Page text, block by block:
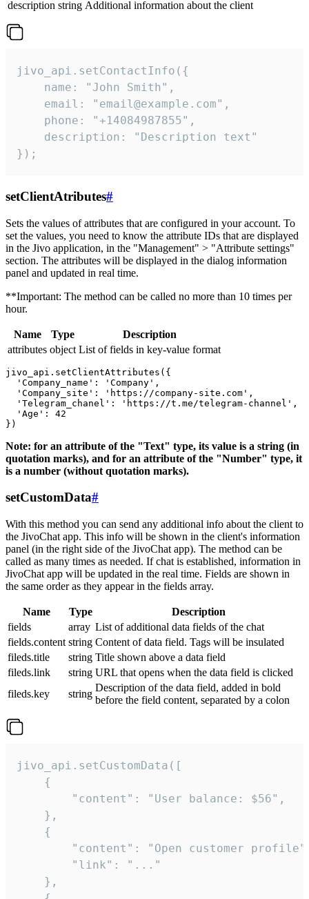
description string Additional information about the client
jivo_api.setContactInfo({
    name: "John Smith",
    email: "email@example.com",
    phone: "+14084987855",
    description: "Description text"
});
setClientAtributes#
Sets the values ​​of attributes that are configured in your account. To
set the values, you need to know the attribute IDs that are displayed
in the Jivo application, in the "Management" > "Attribute settings"
section. The attributes will be displayed in the dialog information
panel and updated in real time.
**Important: The method can be called no more than 10 times per
hour.
Name Type
Description
attributes object List of fields in key-value format
jivo_api.setClientAttributes({
  'Company_name': 'Company',
  'Company_site': 'https://company-site.com',
  'Telegram_chanel': 'https://t.me/telegram-channel',
  'Age': 42
Note: for an attribute of the "Text" type, its value is a string (in
quotation marks), and for an attribute of the "Number" type, it
is a number (without quotation marks).
setCustomData#
With this method you can send any additional info about the client to
the JivoChat app. This info will be shown in the client's information
panel (in the right side of the JivoChat app). The method can be
called as many times as needed. If chat is established, information in
JivoChat app will be updated in the real time. Fields are shown in
the same order as they appear in the fields array.
Name Type
Description
fields
array List of additional data fields of the chat
fields.content string Content of data field. Tags will be insulated
fileds.title
string Title shown above a data field
fileds.link
string URL that opens when the data field is clicked
fileds.key
string
Description of the data field, added in bold
before the field content, separated by a colon
jivo_api.setCustomData([
    {
        "content": "User balance: $56",
    },
    {
"content": "Open customer
        "link": "..."
    },